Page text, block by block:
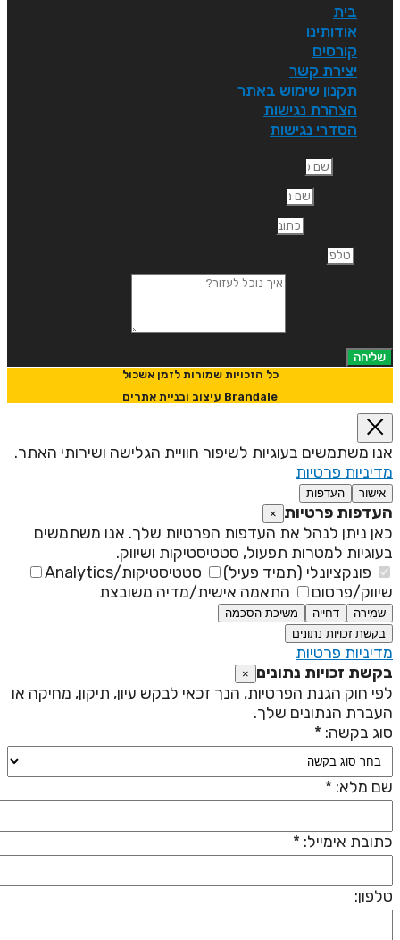
בית
אודותינו
קורסים
יצירת קשר
תקנון שימוש באתר
הצהרת נגישות
הסדרי נגישות
שליחה
כל הזכויות שמורות לזמן אשכול
Brandale עיצוב ובניית אתרים
משתמשים בעוגיות לשיפור חוויית הגלישה ושירותי האתר.
פרטיות
אישור העדפות
פרטיות ×
ניתן לנהל את העדפות הפרטיות שלך. אנו משתמשים
למטרות תפעול, סטטיסטיקות ושיווק.
פונקציונלי (תמיד פעיל)
סטטיסטיקות/Analytics
פרסום
התאמה אישית/מדיה משובצת
שמירה דחייה
משיכת הסכמה
בקשת זכויות נתונים
פרטיות
זכויות נתונים ×
חוק הגנת הפרטיות, הנך זכאי לבקש עיון, תיקון, מחיקה או
הנתונים שלך.
בקשה: *
מלא: *
אימייל: *